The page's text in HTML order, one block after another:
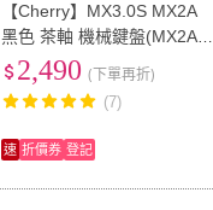
【Cherry】MX3.0S MX2A
黑色 茶軸 機械鍵盤(MX2A/
無鋼板/遊戲/電競)
2,490 (下單再折)
(7)
速 折價券 登記